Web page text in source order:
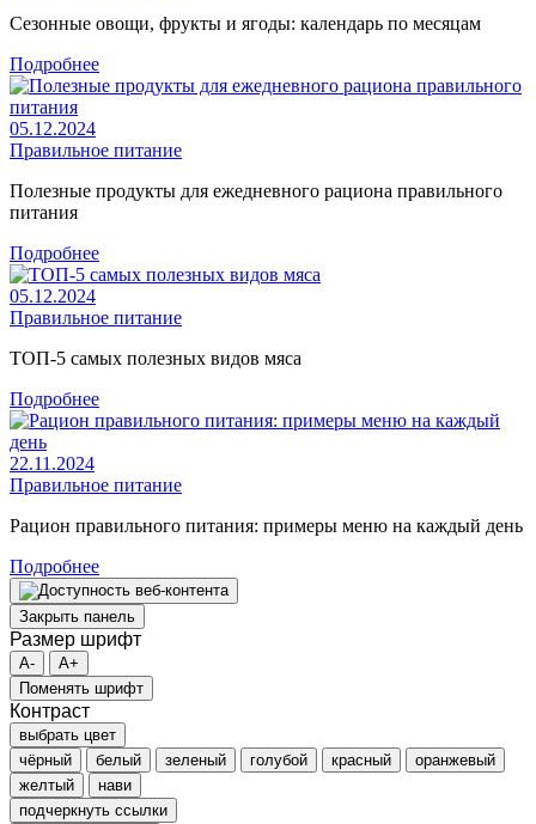
Сезонные овощи, фрукты и ягоды: календарь по месяцам
Подробнее
05.12.2024
Правильное питание
Полезные продукты для ежедневного рациона правильного
питания
Подробнее
05.12.2024
Правильное питание
ТОП-5 самых полезных видов мяса
Подробнее
22.11.2024
Правильное питание
Рацион правильного питания: примеры меню на каждый день
Подробнее
Закрыть панель
Размер шрифт
A-
A+
Поменять шрифт
Контраст
выбрать цвет
чёрный
белый зеленый голубой красный
оранжевый
желтый
нави
подчеркнуть ссылки